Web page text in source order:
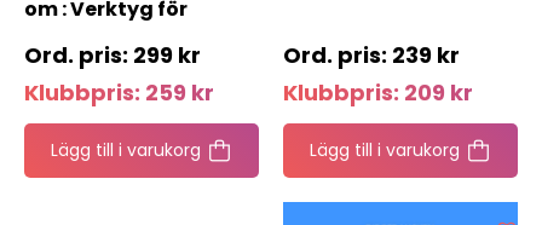
om : Verktyg för
emellan
299 kr
Klubbpris: 259 kr
Lägg till i varukorg
239 kr
Klubbpris: 209 kr
Lägg till i varukorg